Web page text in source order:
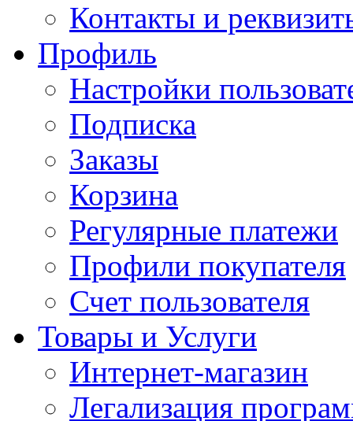
Контакты и
Профиль
Настройки
Подписка
Заказы
Корзина
Регулярные платежи
Профили покупателя
Счет пользователя
Товары и Услуги
Интернет-магазин
Легализация